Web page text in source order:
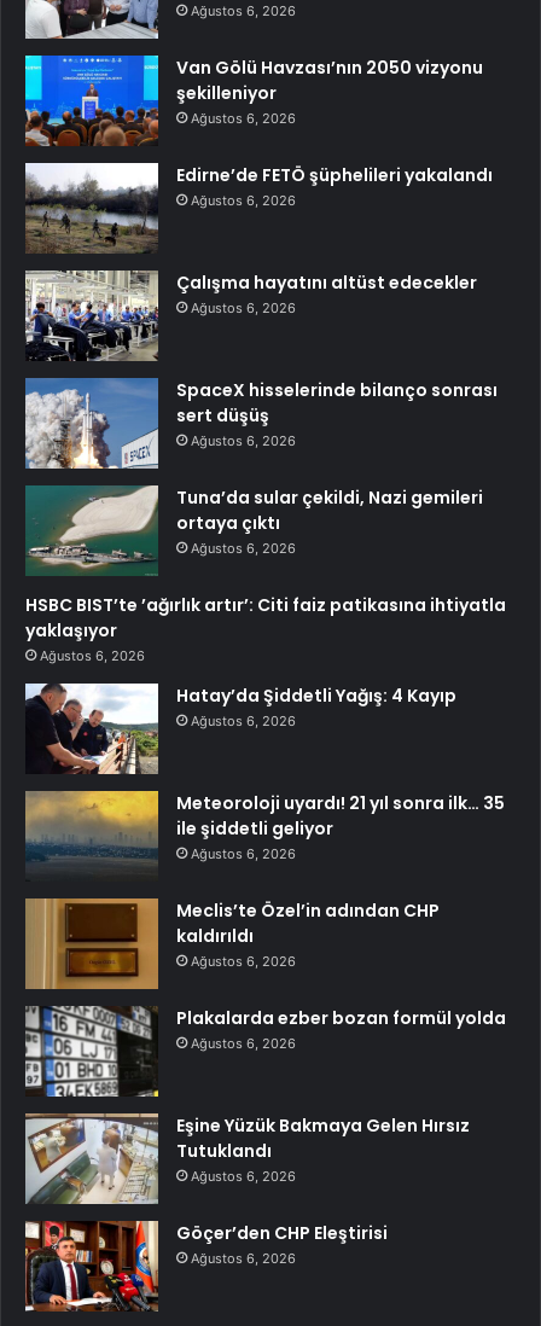
Ağustos 6, 2026
Van Gölü Havzası’nın 2050 vizyonu
şekilleniyor
Ağustos 6, 2026
Edirne’de FETÖ şüphelileri yakalandı
Ağustos 6, 2026
Çalışma hayatını altüst edecekler
Ağustos 6, 2026
SpaceX hisselerinde bilanço sonrası
sert düşüş
Ağustos 6, 2026
Tuna’da sular çekildi, Nazi gemileri
ortaya çıktı
Ağustos 6, 2026
HSBC BIST’te ’ağırlık artır’: Citi faiz patikasına ihtiyatla
yaklaşıyor
Ağustos 6, 2026
Hatay’da Şiddetli Yağış: 4 Kayıp
Ağustos 6, 2026
Meteoroloji uyardı! 21 yıl sonra ilk… 35
ile şiddetli geliyor
Ağustos 6, 2026
Meclis’te Özel’in adından CHP
kaldırıldı
Ağustos 6, 2026
Plakalarda ezber bozan formül yolda
Ağustos 6, 2026
Eşine Yüzük Bakmaya Gelen Hırsız
Tutuklandı
Ağustos 6, 2026
Göçer’den CHP Eleştirisi
Ağustos 6, 2026